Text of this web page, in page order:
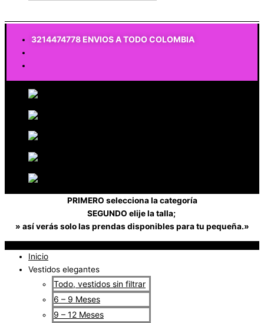
3214474778 ENVIOS A TODO COLOMBIA
PRIMERO selecciona la categoría
SEGUNDO elije la talla;
» así verás solo las prendas disponibles para tu pequeña.»
Inicio
Vestidos elegantes
Todo, vestidos sin filtrar
6 – 9 Meses
9 – 12 Meses